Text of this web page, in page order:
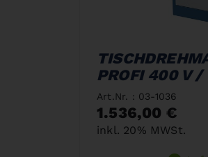
PROFI 400 V /
Art.Nr. : 03-1036
1.536,00 €
inkl. 20% MWSt.